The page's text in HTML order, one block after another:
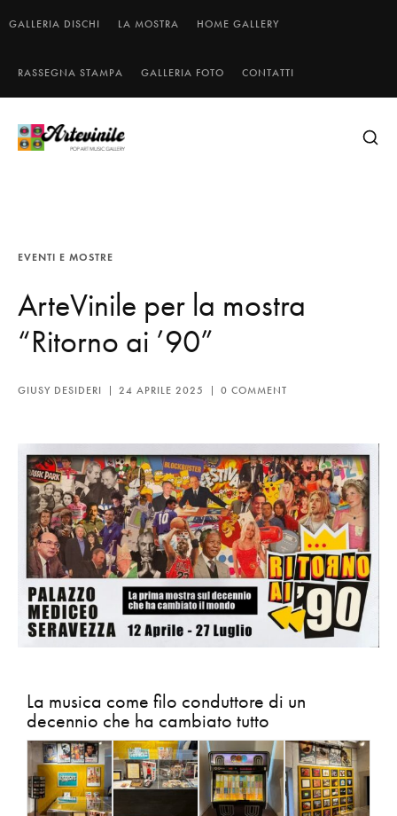
GALLERIA DISCHI LA MOSTRA HOME GALLERY
RASSEGNA STAMPA GALLERIA FOTO CONTATTI
EVENTI E MOSTRE
ArteVinile per la mostra
“Ritorno ai ’90”
GIUSY DESIDERI 24 APRILE 2025 0 COMMENT
La musica come filo conduttore di un
decennio che ha cambiato tutto